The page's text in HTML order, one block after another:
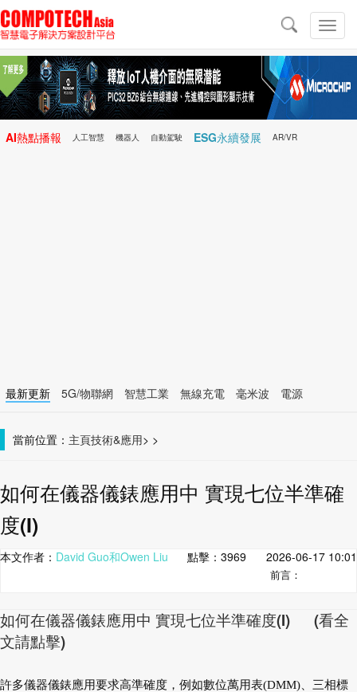
切
換
導
導
航
AI熱點播報 人工智慧 機器人 自動駕駛 ESG永續發展 AR/VR
最新更新 5G/物聯網 智慧工業 無線充電 毫米波
電源
當前位置： 主頁 >
技術&應用 >
如何在儀器儀錶應用中 實現七位半準確
度(I)
本文作者： David Guo和Owen Liu 點擊： 3969 2026-06-17 10:01
前言：
如何在儀器儀錶應用中 實現七位半準確度(I) (看全
文請點擊)
許多儀器儀錶應用要求高準確度，例如數位萬用表(DMM)、三相標